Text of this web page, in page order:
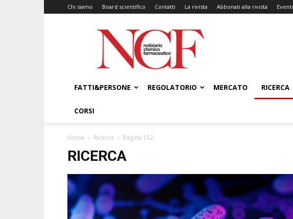
Chi siamo Board scientifico Contatti La rivista Abbonati alla rivista Eventi
NCF
–
Notiziario
Chimico
FATTI&PERSONE
REGOLATORIO MERCATO RICERCA
CORSI
Home Ricerca Pagina 152
RICERCA